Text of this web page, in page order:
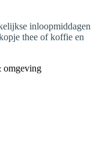
inloopmiddagen
thee of koffie en
omgeving